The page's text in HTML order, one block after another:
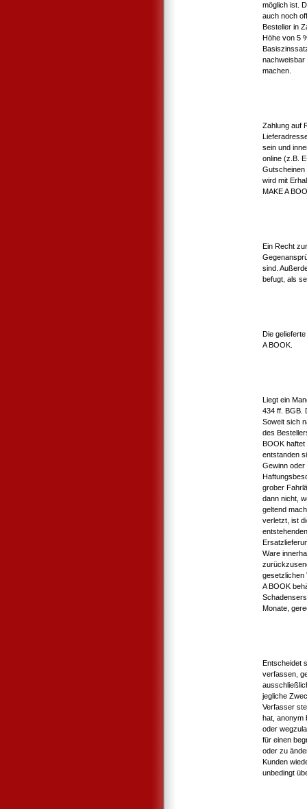
möglich ist.
auch noch
Besteller in
Höhe von 5
nachweisbar
machen.
Zahlung auf
sein und
online (z.B.
Gutscheinen
wird mit
MAKE A
Ein Recht
sind.
befugt, als
Die
A BOOK.
Liegt ein
434 ff. BGB.
Soweit sich
des
BOOK haftet
entstanden
Gewinn oder
grober
dann nicht,
geltend
verletzt, ist
Ware
gesetzlichen
A BOOK
Monate,
Entscheidet
verfassen,
jegliche
Verfasser
hat, anonym
oder
für einen
oder zu
Kunden
unbedingt